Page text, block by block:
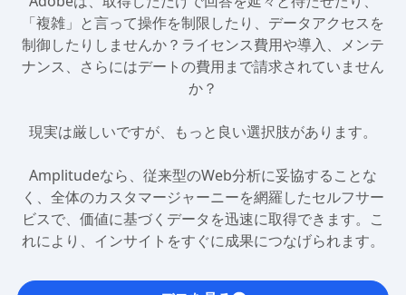
Amplitude
Adobeは、取得しただけで回答を延々と待たせたり、
「複雑」と言って操作を制限したり、データアクセスを
制御したりしませんか？ライセンス費用や導入、メンテ
か？
現実は厳しいですが、もっと良い選択肢があります。
Amplitudeなら、従来型のWeb分析に妥協することな
く、全体のカスタマージャーニーを網羅したセルフサー
れにより、インサイトをすぐに成果につなげられます。